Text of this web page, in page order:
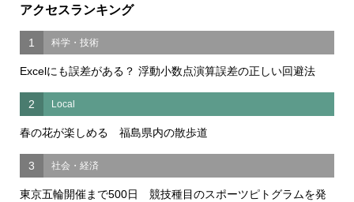
アクセスランキング
1 科学・技術
Excelにも誤差がある？ 浮動小数点演算誤差の正しい回避法
2 Local
春の花が楽しめる 福島県内の散歩道
3 社会・経済
東京五輪開催まで500日 競技種目のスポーツピトグラムを発